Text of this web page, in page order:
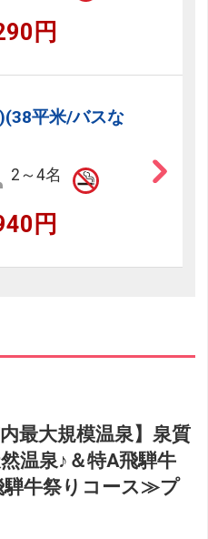
円
平米/バスな
2～4名
円
内最大規模温泉】泉質
温泉♪＆特A飛騨牛
牛祭りコース≫プ